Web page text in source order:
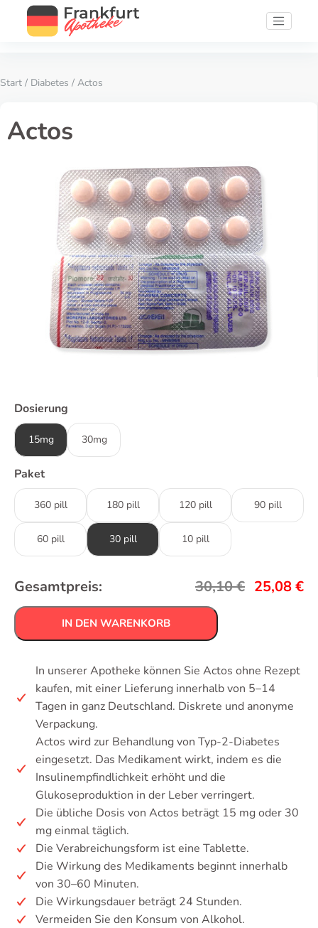
Start / Diabetes / Actos
Actos
Dosierung
15mg 30mg
Paket
360 pill 180 pill 120 pill 90 pill
60 pill 30 pill 10 pill
Gesamtpreis: 30,10€ 25,08€
IN DEN WARENKORB
In unserer Apotheke können Sie Actos ohne Rezept
kaufen, mit einer Lieferung innerhalb von 5–14
Tagen in ganz Deutschland. Diskrete und anonyme
Verpackung.
Actos wird zur Behandlung von Typ-2-Diabetes
eingesetzt. Das Medikament wirkt, indem es die
Insulinempfindlichkeit erhöht und die
Glukoseproduktion in der Leber verringert.
Die übliche Dosis von Actos beträgt 15 mg oder 30
mg einmal täglich.
Die Verabreichungsform ist eine Tablette.
Die Wirkung des Medikaments beginnt innerhalb
von 30–60 Minuten.
Die Wirkungsdauer beträgt 24 Stunden.
Vermeiden Sie den Konsum von Alkohol.